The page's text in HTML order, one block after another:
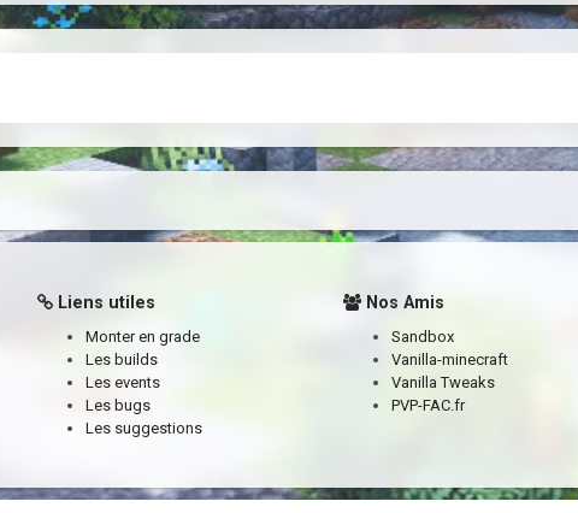
Liens utiles
Monter en grade
Les builds
Les events
Les bugs
Les suggestions
Nos Amis
Sandbox
Vanilla-minecraft
Vanilla Tweaks
PVP-FAC.fr